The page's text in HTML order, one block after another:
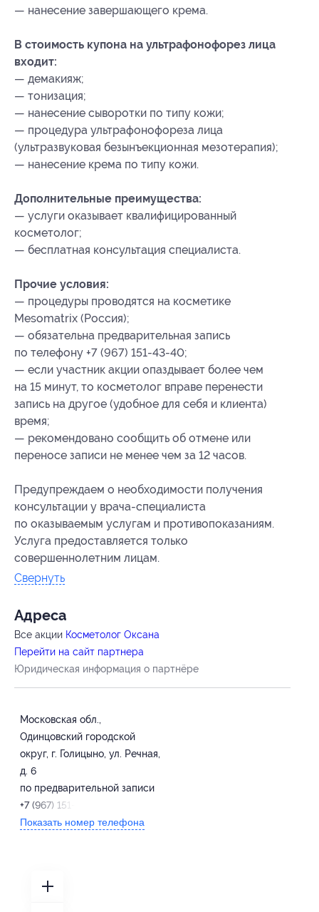
— нанесение завершающего крема.
В стоимость купона на ультрафонофорез лица
входит:
— демакияж;
— тонизация;
— нанесение сыворотки по типу кожи;
— процедура ультрафонофореза лица
(ультразвуковая безынъекционная мезотерапия);
— нанесение крема по типу кожи.
Дополнительные преимущества:
— услуги оказывает квалифицированный
косметолог;
— бесплатная консультация специалиста.
Прочие условия:
— процедуры проводятся на косметике
Mesomatrix (Россия);
— обязательна предварительная запись
по телефону +7 (967) 151-43-40;
— если участник акции опаздывает более чем
на 15 минут, то косметолог вправе перенести
запись на другое (удобное для себя и клиента)
время;
— рекомендовано сообщить об отмене или
переносе записи не менее чем за 12 часов.
Предупреждаем о необходимости получения
консультации у врача-специалиста
по оказываемым услугам и противопоказаниям.
Услуга предоставляется только
совершеннолетним лицам.
Свернуть
Адресa
Все акции Косметолог Оксана
Перейти на сайт партнера
Юридическая информация о партнёре
Московская обл.,
Одинцовский городской
округ, г. Голицыно, ул. Речная,
д. 6
по предварительной записи
+7 (967) 151-43-40
Показать номер телефона